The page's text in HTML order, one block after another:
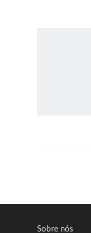
Sobre nós